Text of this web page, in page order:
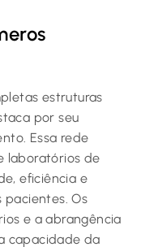
estruturas
por seu
Essa rede
laboratórios de
eficiência e
Os
e a abrangência
capacidade da